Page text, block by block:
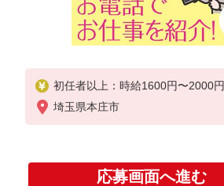
初任者以上：時給1600円〜2000円
無資格の方：時給1500円〜1875円
埼玉県本庄市
応募画面へ進む